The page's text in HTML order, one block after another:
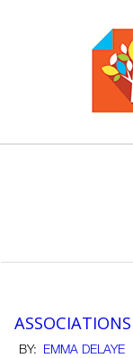
Centre
Palabre
ASSOCIATIONS
2026-
BY: EMMA DELAYE